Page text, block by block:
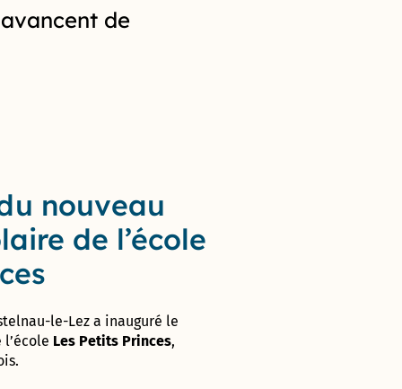
avancent de
nouveau
de l’école
le-Lez a inauguré le
l’école Les Petits Princes,